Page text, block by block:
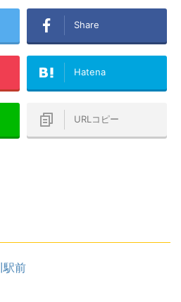
Share
Hatena
URLコピー